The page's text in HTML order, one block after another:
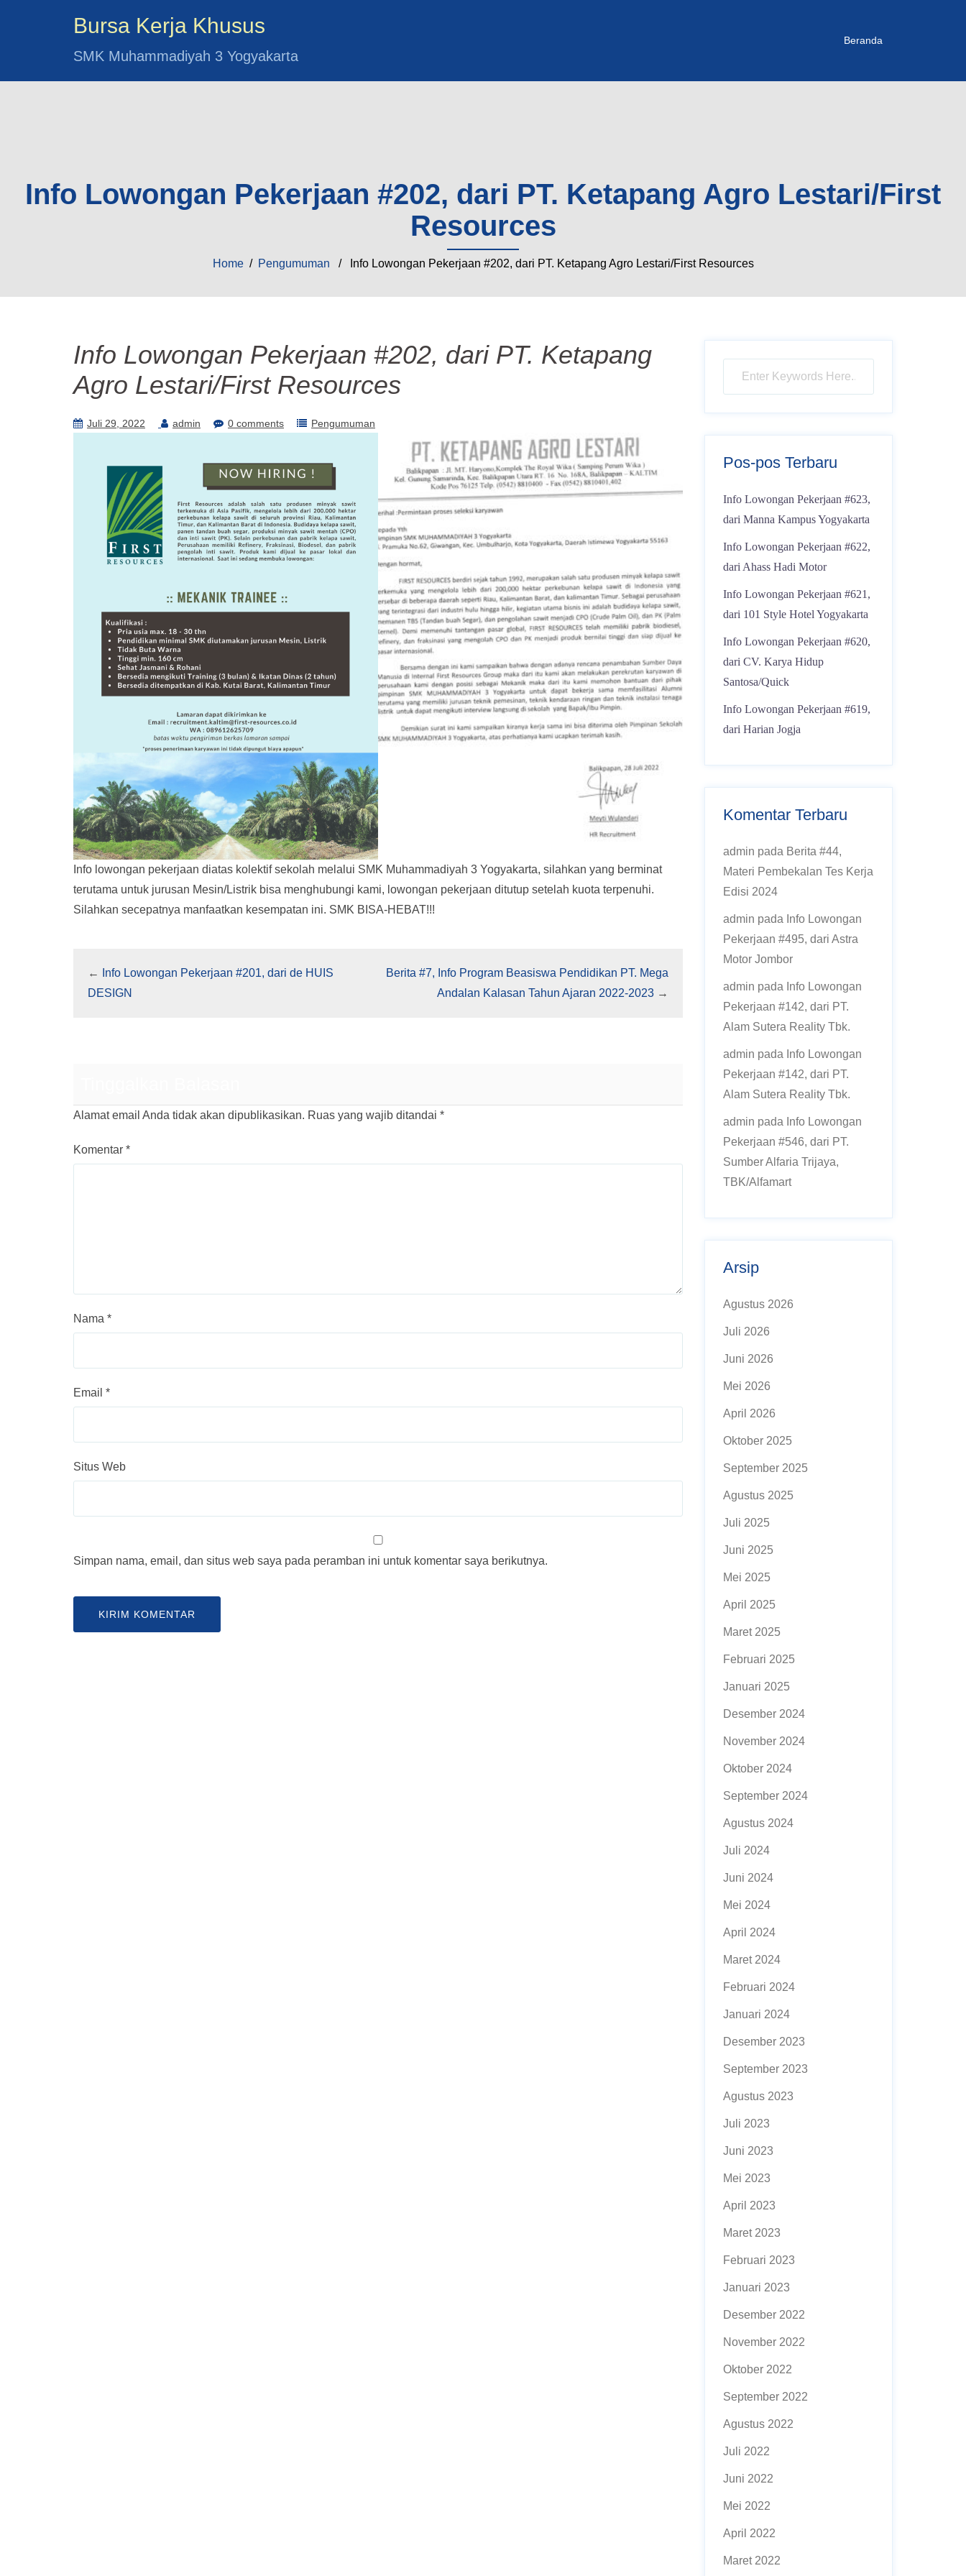
Bursa Kerja Khusus
SMK Muhammadiyah 3 Yogyakarta
Beranda
Info Lowongan Pekerjaan #202, dari PT. Ketapang Agro Lestari/First
Resources
Home/ Pengumuman / Info Lowongan Pekerjaan #202, dari PT. Ketapang Agro Lestari/First Resources
Info Lowongan Pekerjaan #202, dari PT. Ketapang
Agro Lestari/First Resources
Juli 29, 2022 admin 0 comments Pengumuman
Info lowongan pekerjaan diatas kolektif sekolah melalui SMK Muhammadiyah 3 Yogyakarta, silahkan yang berminat
terutama untuk jurusan Mesin/Listrik bisa menghubungi kami, lowongan pekerjaan ditutup setelah kuota terpenuhi.
Silahkan secepatnya manfaatkan kesempatan ini. SMK BISA-HEBAT!!!
←
Info Lowongan Pekerjaan #201, dari de HUIS
DESIGN
Berita #7, Info Program Beasiswa Pendidikan PT. Mega
Andalan Kalasan Tahun Ajaran 2022-2023→
Alamat email Anda tidak akan dipublikasikan. Ruas yang wajib ditandai *
Komentar *
Nama *
Email *
Situs Web
Simpan nama, email, dan situs web saya pada peramban ini untuk komentar saya berikutnya.
Pos-pos Terbaru
Info Lowongan Pekerjaan #623,
dari Manna Kampus Yogyakarta
Info Lowongan Pekerjaan #622,
dari Ahass Hadi Motor
Info Lowongan Pekerjaan #621,
dari 101 Style Hotel Yogyakarta
Info Lowongan Pekerjaan #620,
dari CV. Karya Hidup
Santosa/Quick
Info Lowongan Pekerjaan #619,
dari Harian Jogja
Komentar Terbaru
admin pada Berita #44,
Materi Pembekalan Tes Kerja
Edisi 2024
admin pada Info Lowongan
Pekerjaan #495, dari Astra
Motor Jombor
admin pada Info Lowongan
Pekerjaan #142, dari PT.
Alam Sutera Reality Tbk.
admin pada Info Lowongan
Pekerjaan #142, dari PT.
Alam Sutera Reality Tbk.
admin pada Info Lowongan
Pekerjaan #546, dari PT.
Sumber Alfaria Trijaya,
TBK/Alfamart
Arsip
Agustus 2026
Juli 2026
Juni 2026
Mei 2026
April 2026
Oktober 2025
September 2025
Agustus 2025
Juli 2025
Juni 2025
Mei 2025
April 2025
Maret 2025
Februari 2025
Januari 2025
Desember 2024
November 2024
Oktober 2024
September 2024
Agustus 2024
Juli 2024
Juni 2024
Mei 2024
April 2024
Maret 2024
Februari 2024
Januari 2024
Desember 2023
September 2023
Agustus 2023
Juli 2023
Juni 2023
Mei 2023
April 2023
Maret 2023
Februari 2023
Januari 2023
Desember 2022
November 2022
Oktober 2022
September 2022
Agustus 2022
Juli 2022
Juni 2022
Mei 2022
April 2022
Maret 2022